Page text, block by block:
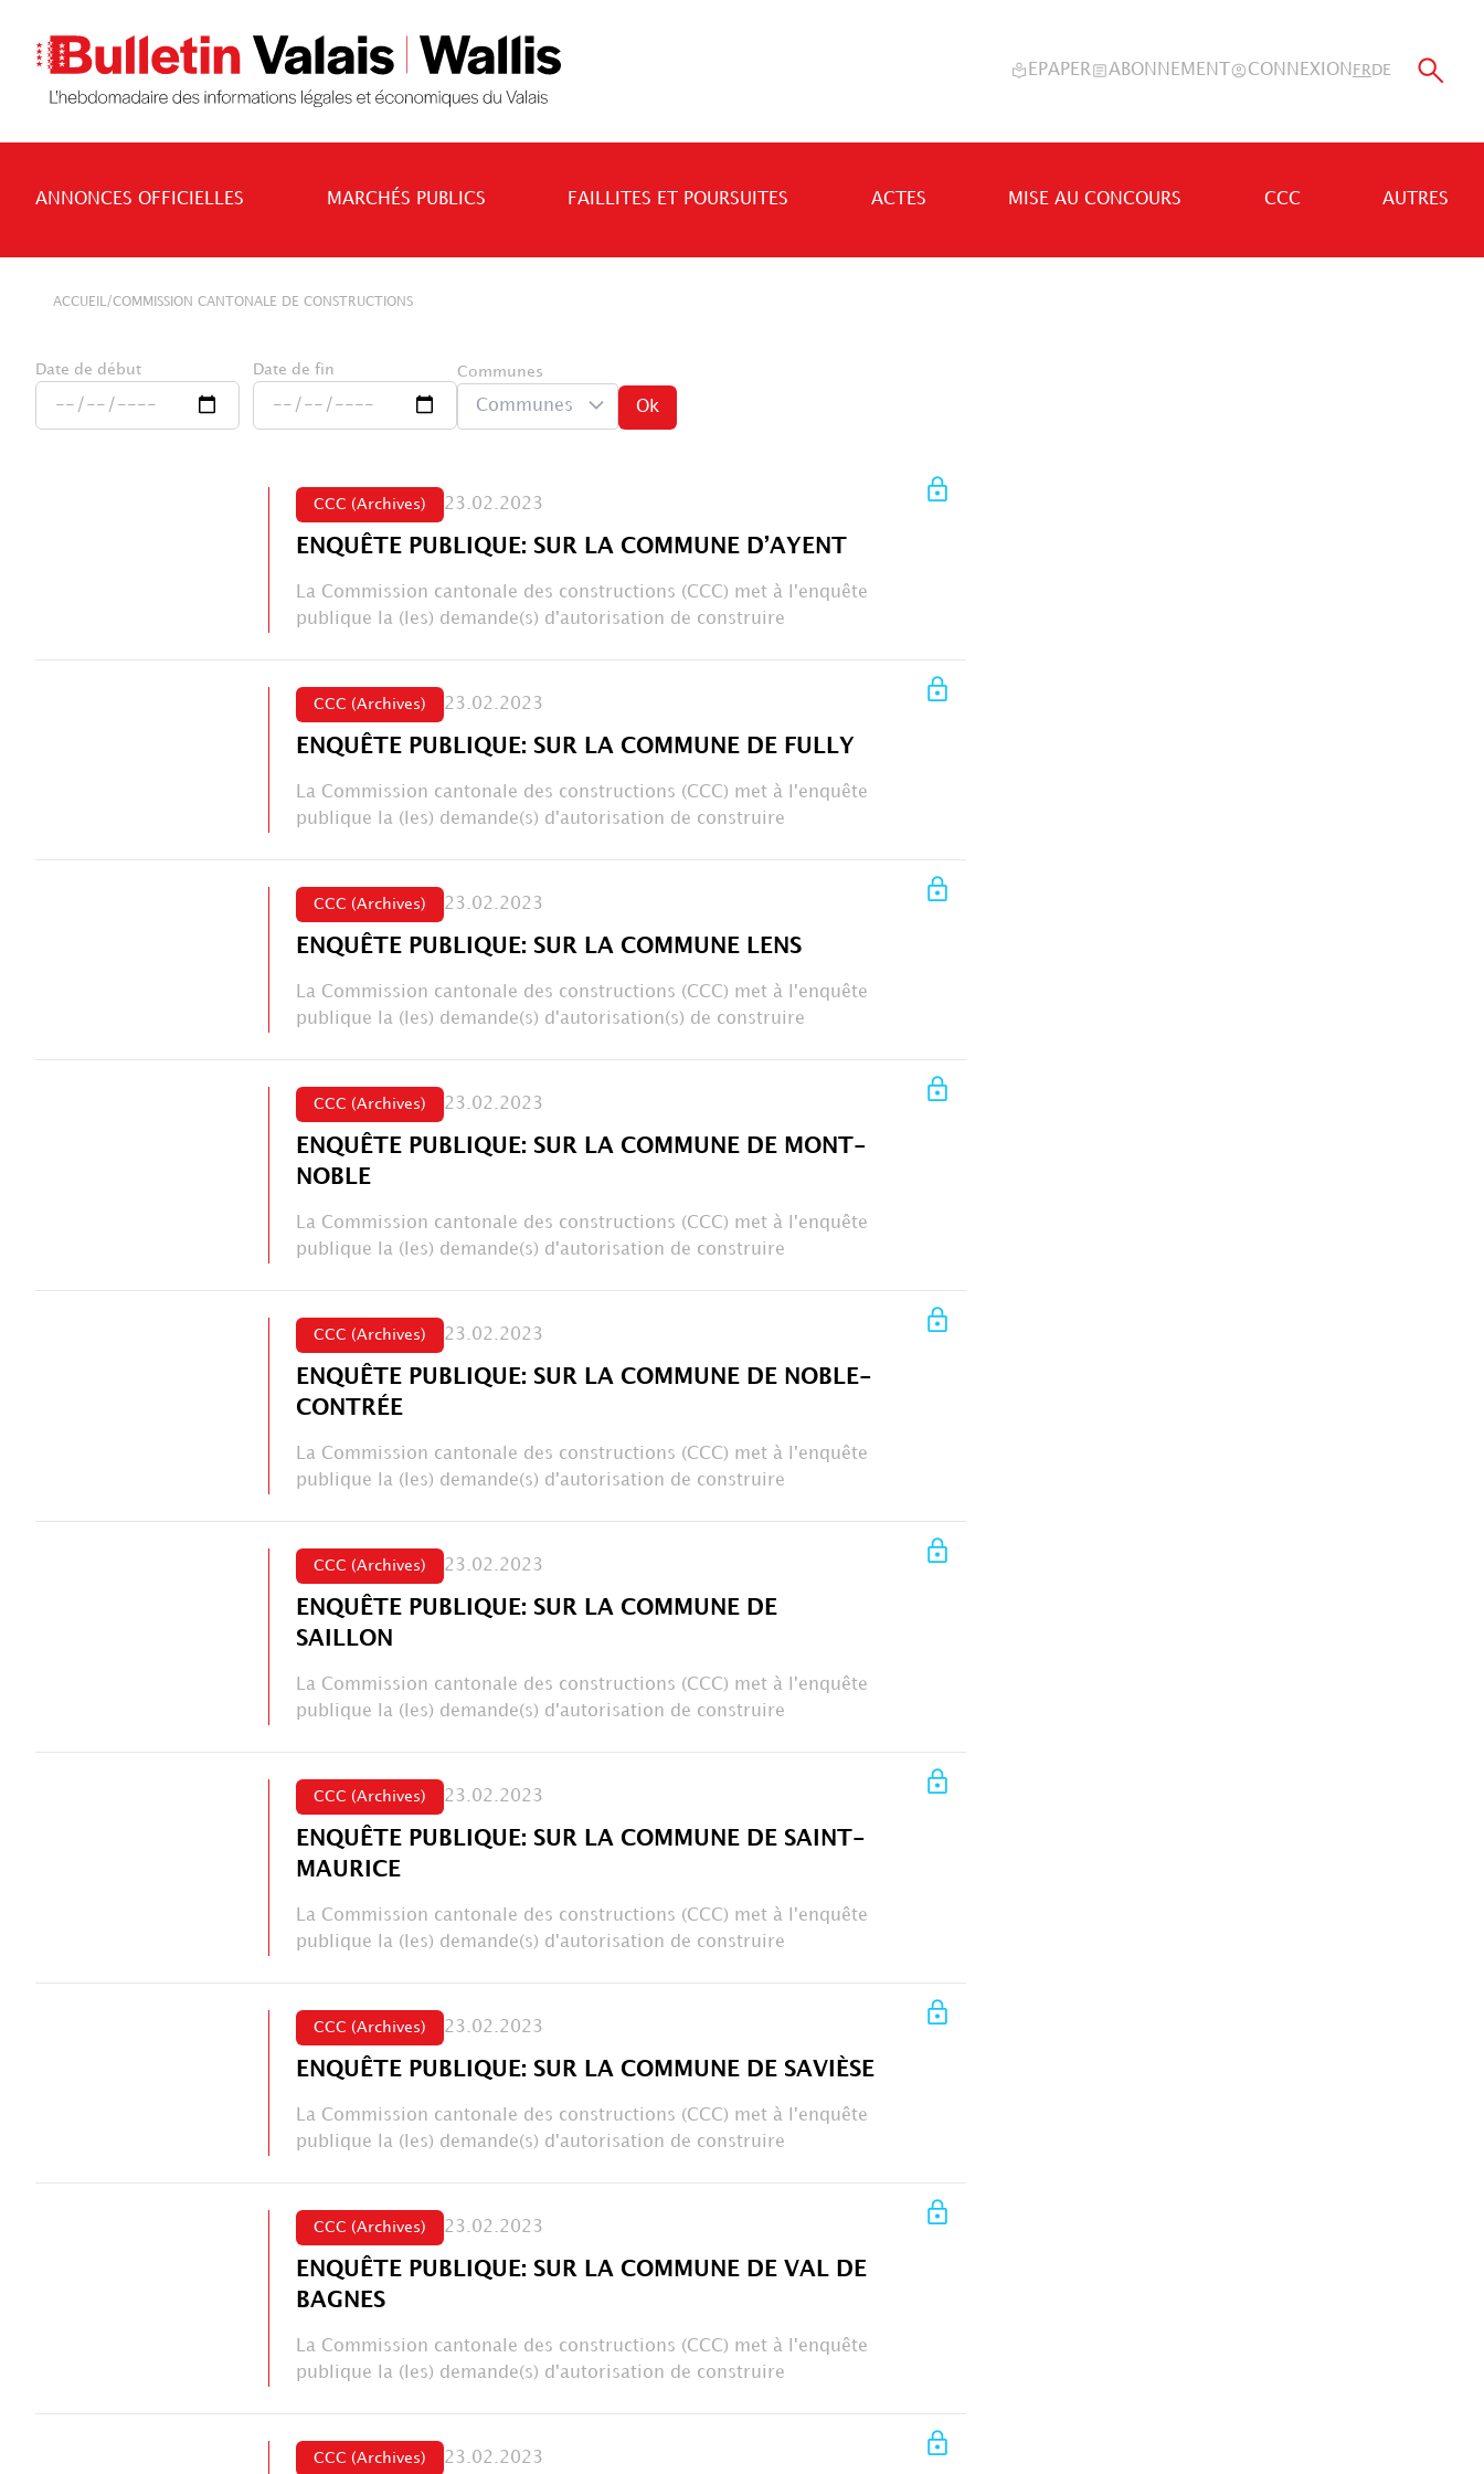
EPAPER ABONNEMENT CONNEXION FR DE
ANNONCES OFFICIELLES MARCHÉS PUBLICS FAILLITES ET POURSUITES ACTES MISE AU CONCOURS CCC AUTRES
ACCUEIL /COMMISSION CANTONALE DE CONSTRUCTIONS
Date de début Date de fin Communes
Communes Ok
CCC (Archives) 23.02.2023
ENQUÊTE PUBLIQUE: SUR LA COMMUNE D’AYENT
La Commission cantonale des constructions (CCC) met à l'enquête
publique la (les) demande(s) d'autorisation de construire
CCC (Archives) 23.02.2023
ENQUÊTE PUBLIQUE: SUR LA COMMUNE DE FULLY
La Commission cantonale des constructions (CCC) met à l'enquête
publique la (les) demande(s) d'autorisation de construire
CCC (Archives) 23.02.2023
ENQUÊTE PUBLIQUE: SUR LA COMMUNE LENS
La Commission cantonale des constructions (CCC) met à l'enquête
publique la (les) demande(s) d'autorisation(s) de construire
CCC (Archives) 23.02.2023
ENQUÊTE PUBLIQUE: SUR LA COMMUNE DE MONT-
NOBLE
La Commission cantonale des constructions (CCC) met à l'enquête
publique la (les) demande(s) d'autorisation de construire
CCC (Archives) 23.02.2023
ENQUÊTE PUBLIQUE: SUR LA COMMUNE DE NOBLE-
CONTRÉE
La Commission cantonale des constructions (CCC) met à l'enquête
publique la (les) demande(s) d'autorisation de construire
CCC (Archives) 23.02.2023
ENQUÊTE PUBLIQUE: SUR LA COMMUNE DE
SAILLON
La Commission cantonale des constructions (CCC) met à l'enquête
publique la (les) demande(s) d'autorisation de construire
CCC (Archives) 23.02.2023
ENQUÊTE PUBLIQUE: SUR LA COMMUNE DE SAINT-
MAURICE
La Commission cantonale des constructions (CCC) met à l'enquête
publique la (les) demande(s) d'autorisation de construire
CCC (Archives) 23.02.2023
ENQUÊTE PUBLIQUE: SUR LA COMMUNE DE SAVIÈSE
La Commission cantonale des constructions (CCC) met à l'enquête
publique la (les) demande(s) d'autorisation de construire
CCC (Archives) 23.02.2023
ENQUÊTE PUBLIQUE: SUR LA COMMUNE DE VAL DE
BAGNES
La Commission cantonale des constructions (CCC) met à l'enquête
publique la (les) demande(s) d'autorisation de construire
CCC (Archives) 23.02.2023